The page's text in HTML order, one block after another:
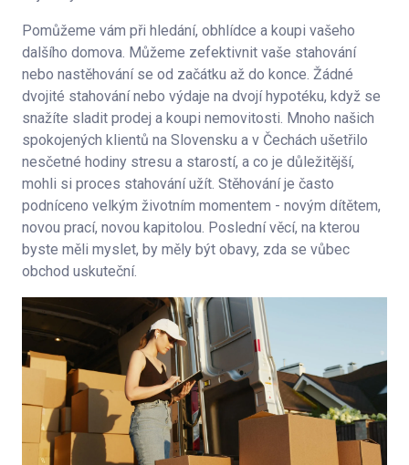
Pomůžeme vám při hledání, obhlídce a koupi vašeho
dalšího domova. Můžeme zefektivnit vaše stahování
nebo nastěhování se od začátku až do konce. Žádné
dvojité stahování nebo výdaje na dvojí hypotéku, když se
snažíte sladit prodej a koupi nemovitosti. Mnoho našich
spokojených klientů na Slovensku a v Čechách ušetřilo
nesčetné hodiny stresu a starostí, a co je důležitější,
mohli si proces stahování užít. Stěhování je často
podníceno velkým životním momentem - novým dítětem,
novou prací, novou kapitolou. Poslední věcí, na kterou
byste měli myslet, by měly být obavy, zda se vůbec
obchod uskuteční.